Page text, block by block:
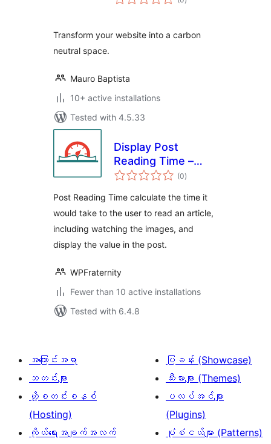
ratings
Transform your website into a carbon
neutral space.
Mauro Baptista
10+ active installations
Tested with 4.5.33
Display Post
Reading Time –
Show Estimated
& Progress Bar
(0total
ratings
)
Post Reading Time calculate the time it
would take to the user to read an article,
including watching the images, and
display the value in the post.
WPFraternity
Fewer than 10 active installations
Tested with 6.4.8
အကြောင်းအရာ
သတင်းများ
ဟို့စတင်းစနစ်
(Hosting)
ကိုယ်ရေးအချက်အလက်
ပြခန်း (Showcase)
သီးမားများ (Themes)
ပလပ်အင်များ
(Plugins)
ပုံစံငယ်များ (Patterns)